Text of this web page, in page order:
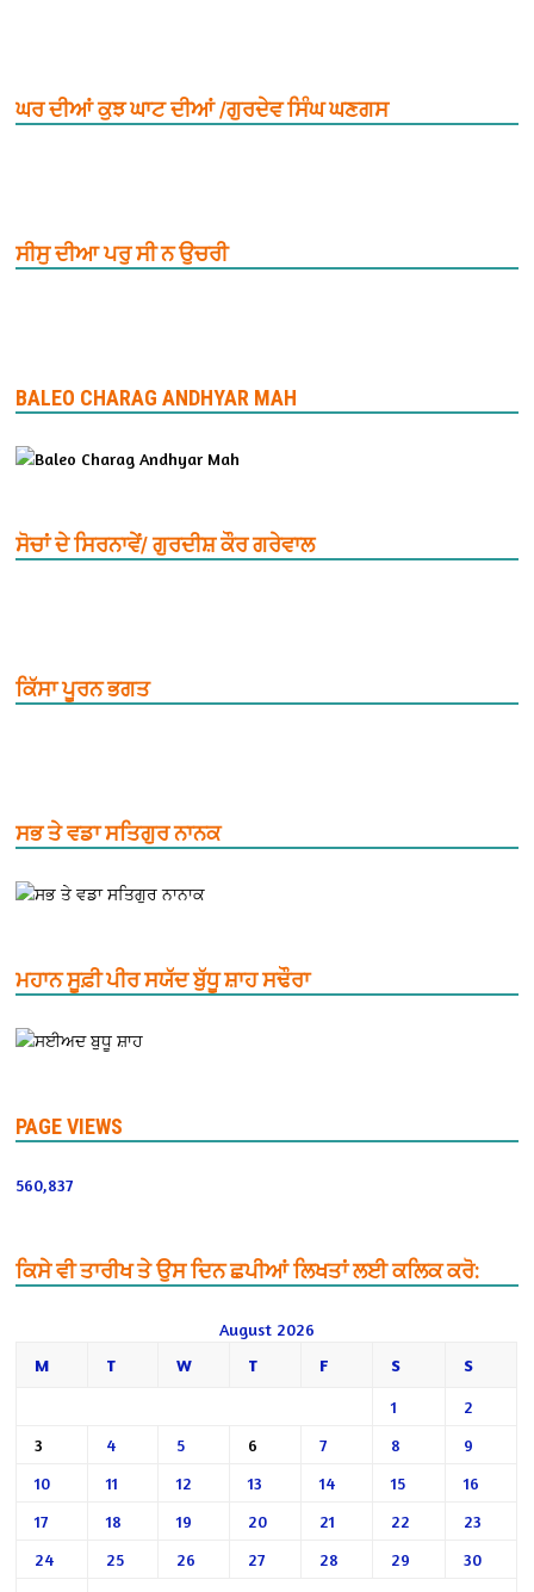
ਘਰ ਦੀਆਂ ਕੁਝ ਘਾਟ ਦੀਆਂ /ਗੁਰਦੇਵ ਸਿੰਘ ਘਣਗਸ
ਸੀਸੁ ਦੀਆ ਪਰੁ ਸੀ ਨ ਉਚਰੀ
BALEO CHARAG ANDHYAR MAH
ਸੋਚਾਂ ਦੇ ਸਿਰਨਾਵੇਂ/ ਗੁਰਦੀਸ਼ ਕੌਰ ਗਰੇਵਾਲ
ਕਿੱਸਾ ਪੂਰਨ ਭਗਤ
ਸਭ ਤੇ ਵਡਾ ਸਤਿਗੁਰ ਨਾਨਕ
ਮਹਾਨ ਸੂਫ਼ੀ ਪੀਰ ਸਯੱਦ ਬੁੱਧੂ ਸ਼ਾਹ ਸਢੌਰਾ
PAGE VIEWS
560,837
ਕਿਸੇ ਵੀ ਤਾਰੀਖ ਤੇ ਉਸ ਦਿਨ ਛਪੀਆਂ ਲਿਖਤਾਂ ਲਈ ਕਲਿਕ ਕਰੋ:
August 2026
M
T W T F S S
1
2
3
4 5 6 7 8
9
10
11 12 13 14 15
16
17
18 19 20 21 22
23
24
25 26 27 28 29
30